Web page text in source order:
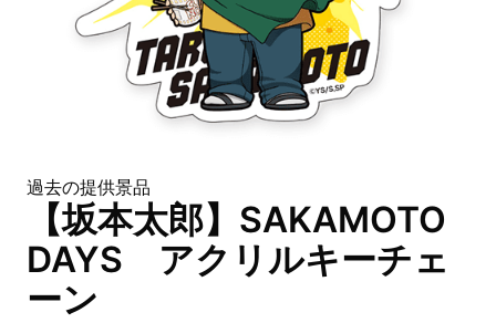
過去の提供景品
【坂本太郎】SAKAMOTO
DAYS アクリルキーチェ
ーン